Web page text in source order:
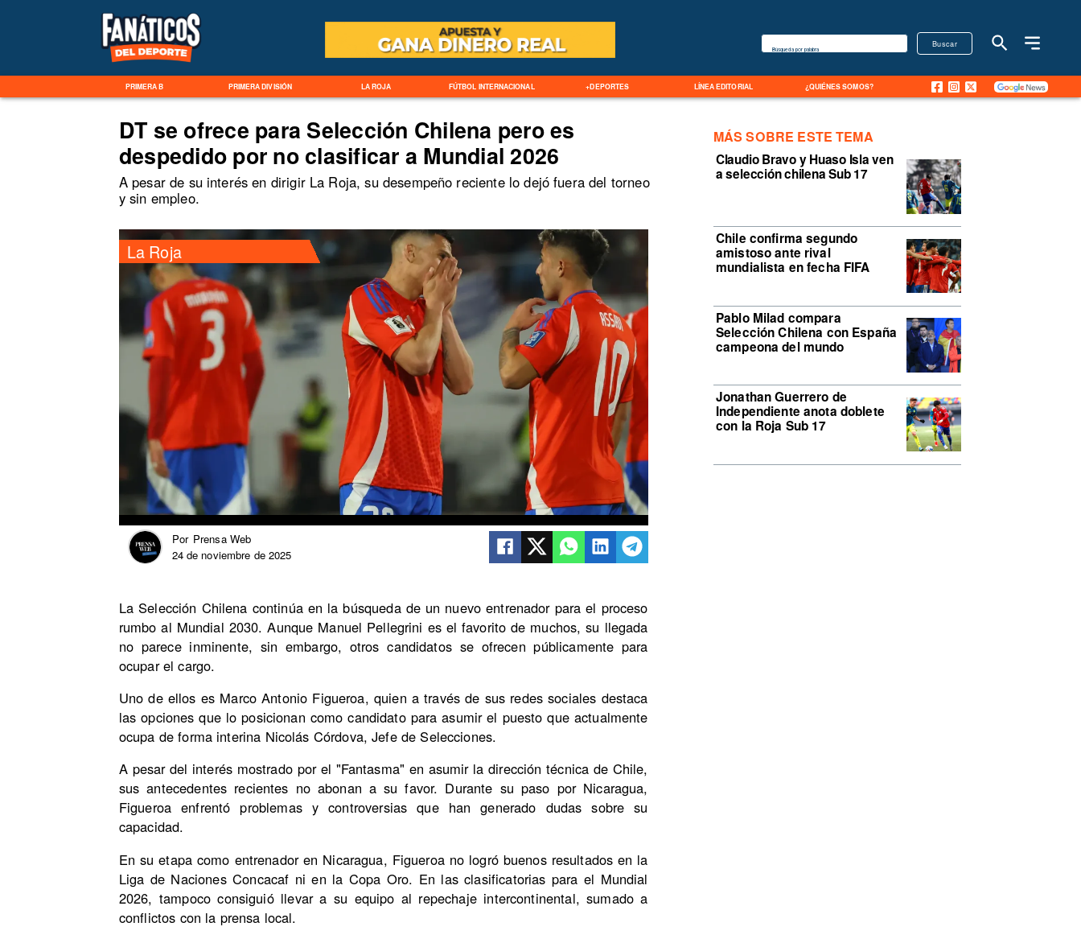
PRIMERA B PRIMERA DIVISIÓN LA ROJA FÚTBOL INTERNACIONAL +DEPORTES LÍNEA EDITORIAL ¿QUIÉNES SOMOS?
Buscar
Búsqueda por palabra
La Roja
Prensa Web
Por
24 de noviembre de 2025
Claudio Bravo y Huaso Isla ven
a selección chilena Sub 17
Chile confirma segundo
amistoso ante rival
mundialista en fecha FIFA
Pablo Milad compara
Selección Chilena con España
campeona del mundo
Jonathan Guerrero de
Independiente anota doblete
con la Roja Sub 17
MÁS SOBRE ESTE TEMA
DT se ofrece para Selección Chilena pero es
despedido por no clasificar a Mundial 2026
A pesar de su interés en dirigir La Roja, su desempeño reciente lo dejó fuera del torneo
y sin empleo.
La Selección Chilena continúa en la búsqueda de un nuevo entrenador para el proceso
rumbo al Mundial 2030. Aunque Manuel Pellegrini es el favorito de muchos, su llegada
no parece inminente, sin embargo, otros candidatos se ofrecen públicamente para
ocupar el cargo.
Uno de ellos es Marco Antonio Figueroa, quien a través de sus redes sociales destaca
las opciones que lo posicionan como candidato para asumir el puesto que actualmente
ocupa de forma interina Nicolás Córdova, Jefe de Selecciones.
A pesar del interés mostrado por el "Fantasma" en asumir la dirección técnica de Chile,
sus antecedentes recientes no abonan a su favor. Durante su paso por Nicaragua,
Figueroa enfrentó problemas y controversias que han generado dudas sobre su
capacidad.
En su etapa como entrenador en Nicaragua, Figueroa no logró buenos resultados en la
Liga de Naciones Concacaf ni en la Copa Oro. En las clasificatorias para el Mundial
2026, tampoco consiguió llevar a su equipo al repechaje intercontinental, sumado a
conflictos con la prensa local.